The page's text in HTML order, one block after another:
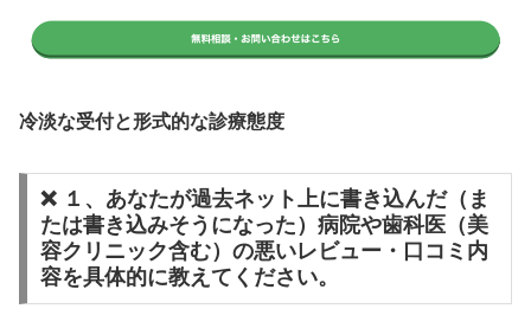
冷淡な受付と形式的な診療態度
❌ １、あなたが過去ネット上に書き込んだ（ま
たは書き込みそうになった）病院や歯科医（美
容クリニック含む）の悪いレビュー・口コミ内
容を具体的に教えてください。